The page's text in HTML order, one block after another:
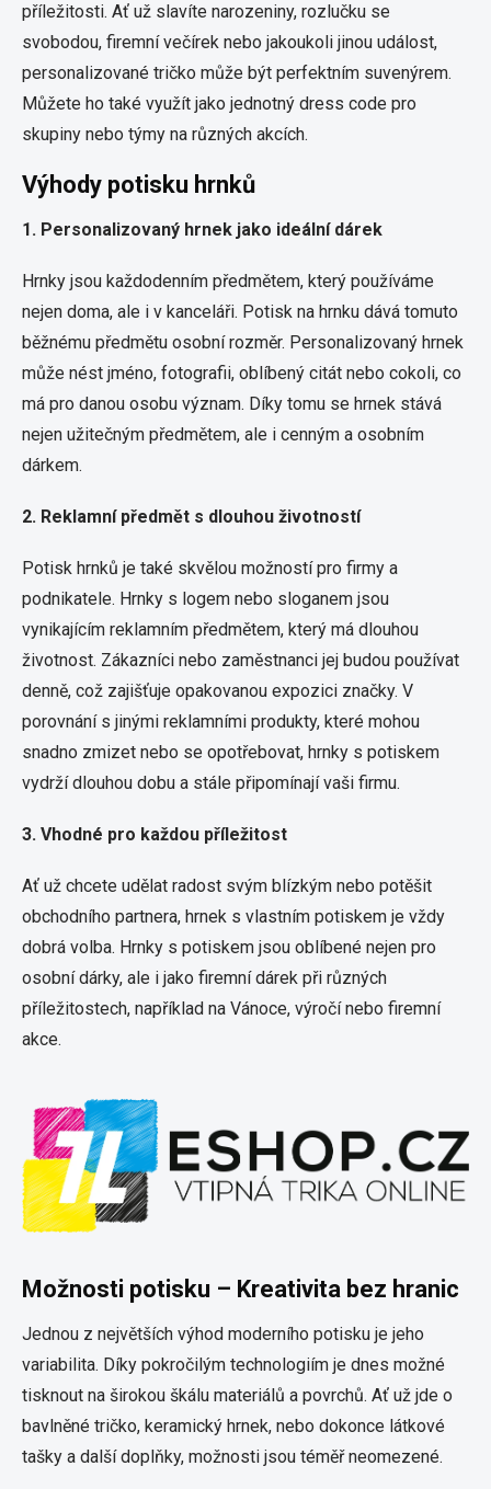
příležitosti. Ať už slavíte narozeniny, rozlučku se
svobodou, firemní večírek nebo jakoukoli jinou událost,
personalizované tričko může být perfektním suvenýrem.
Můžete ho také využít jako jednotný dress code pro
skupiny nebo týmy na různých akcích.
Výhody potisku hrnků
1. Personalizovaný hrnek jako ideální dárek
Hrnky jsou každodenním předmětem, který používáme
nejen doma, ale i v kanceláři. Potisk na hrnku dává tomuto
běžnému předmětu osobní rozměr. Personalizovaný hrnek
může nést jméno, fotografii, oblíbený citát nebo cokoli, co
má pro danou osobu význam. Díky tomu se hrnek stává
nejen užitečným předmětem, ale i cenným a osobním
dárkem.
2. Reklamní předmět s dlouhou životností
Potisk hrnků je také skvělou možností pro firmy a
podnikatele. Hrnky s logem nebo sloganem jsou
vynikajícím reklamním předmětem, který má dlouhou
životnost. Zákazníci nebo zaměstnanci jej budou používat
denně, což zajišťuje opakovanou expozici značky. V
porovnání s jinými reklamními produkty, které mohou
snadno zmizet nebo se opotřebovat, hrnky s potiskem
vydrží dlouhou dobu a stále připomínají vaši firmu.
3. Vhodné pro každou příležitost
Ať už chcete udělat radost svým blízkým nebo potěšit
obchodního partnera, hrnek s vlastním potiskem je vždy
dobrá volba. Hrnky s potiskem jsou oblíbené nejen pro
osobní dárky, ale i jako firemní dárek při různých
příležitostech, například na Vánoce, výročí nebo firemní
akce.
Možnosti potisku – Kreativita bez hranic
Jednou z největších výhod moderního potisku je jeho
variabilita. Díky pokročilým technologiím je dnes možné
tisknout na širokou škálu materiálů a povrchů. Ať už jde o
bavlněné tričko, keramický hrnek, nebo dokonce látkové
tašky a další doplňky, možnosti jsou téměř neomezené.